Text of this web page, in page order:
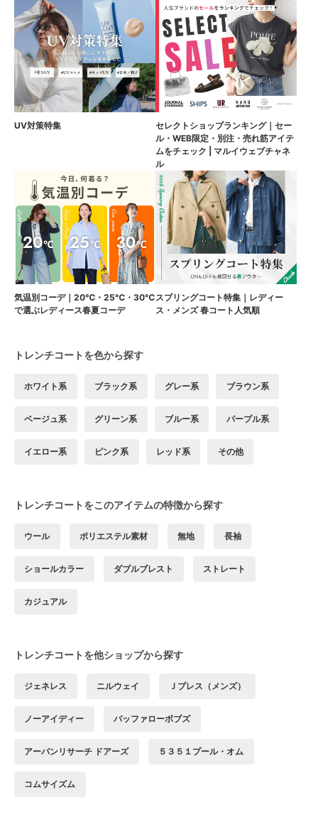
UV対策特集
セレクトショップランキング｜セー
ル・WEB限定・別注・売れ筋アイテ
ムをチェック | マルイウェブチャネ
ル
気温別コーデ｜20℃・25℃・30℃
で選ぶレディース春夏コーデ
スプリングコート特集｜レディー
ス・メンズ 春コート人気順
トレンチコートを色から探す
ホワイト系 ブラック系 グレー系 ブラウン系
ベージュ系 グリーン系 ブルー系 パープル系
イエロー系 ピンク系 レッド系 その他
トレンチコートをこのアイテムの特徴から探す
ウール ポリエステル素材 無地 長袖
ショールカラー ダブルブレスト ストレート
カジュアル
トレンチコートを他ショップから探す
ジェネレス ニルウェイ Ｊプレス（メンズ）
ノーアイディー バッファローボブズ
アーバンリサーチ ドアーズ ５３５１プール・オム
コムサイズム